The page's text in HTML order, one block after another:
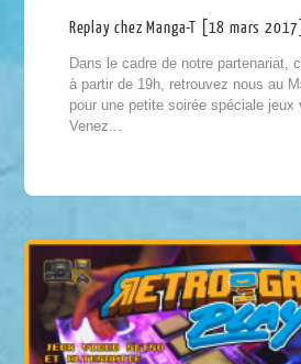
Replay chez Manga-T [18 mars 2017]
Dans le cadre de notre partenariat,
à partir de 19h, retrouvez nous au
pour une petite soirée spéciale jeux
Venez...